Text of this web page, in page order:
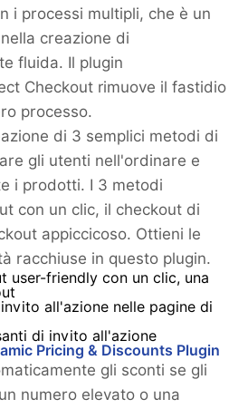
i processi multipli, che è un
creazione di
fluida. Il plugin
Checkout rimuove il fastidio
processo.
di 3 semplici metodi di
gli utenti nell'ordinare e
i prodotti. I 3 metodi
con un clic, il checkout di
appiccicoso. Ottieni le
racchiuse in questo plugin.
user-friendly con un clic, una
all'azione nelle pagine di
di invito all'azione
Pricing & Discounts Plugin
gli sconti se gli
numero elevato o una